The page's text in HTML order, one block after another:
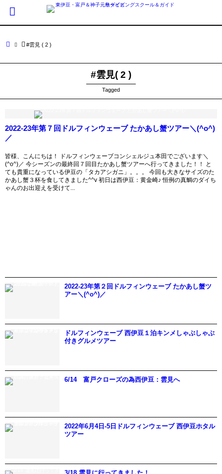
#雲見 ( 2 )
#雲見( 2 )
Tagged
2022-23年第７回ドルフィンウェーブ たかあし蟹ツアー＼(^o^)
／
皆様、こんにちは！ ドルフィンウェーブコンシェルジュ本田でございます＼
(^o^)／ 今シーズンの最終回７回目たかあし蟹ツアーへ行ってきました！！ と
ても貴重になっている伊豆の「タカアシガニ」。。。 今回も大きなサイズのた
かあし蟹３杯を食してきました^^v 初日は西伊豆：黄金崎♪ 恒例の真鯛のダイち
ゃんのお出迎えを受けて...
2022-23年第２回ドルフィンウェーブ たかあし蟹ツ
アー＼(^o^)／
ドルフィンウェーブ 西伊豆１泊キンメしゃぶしゃぶ
付きグルメツアー
6/14 富戸クローズの為西伊豆：雲見へ
2022年6月4日-5日ドルフィンウェーブ 西伊豆ホタル
ツアー